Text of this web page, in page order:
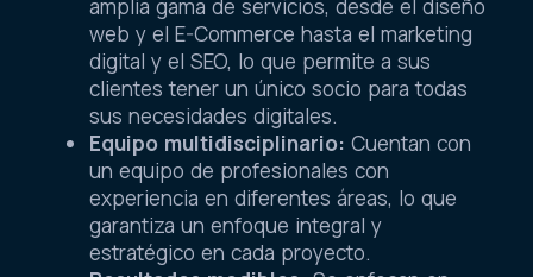
amplia gama de servicios, desde el diseño
web y el E-Commerce hasta el marketing
digital y el SEO, lo que permite a sus
clientes tener un único socio para todas
sus necesidades digitales.
Equipo multidisciplinario: Cuentan con
un equipo de profesionales con
experiencia en diferentes áreas, lo que
garantiza un enfoque integral y
estratégico en cada proyecto.